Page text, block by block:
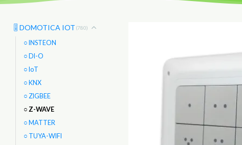
🎚️ DOMOTICA IOT (780)
○ INSTEON
○ DI-O
○ IoT
○ KNX
○ ZIGBEE
○ Z-WAVE
○ MATTER
○ TUYA-WIFI